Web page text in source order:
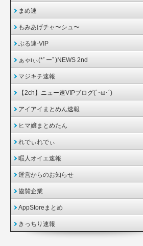
まめ速
もみあげチャ〜シュ〜
ぶる速-VIP
ぁゃιぃ(*ﾟーﾟ)NEWS 2nd
マジキチ速報
【2ch】ニュー速VIPブログ(`･ω･´)
アイアイまとめん速報
ヒマ嬢まとめたん
れでぃれでぃ
暇人オイエ速報
運営からのお知らせ
協賛企業
AppStoreまとめ
きっちり速報